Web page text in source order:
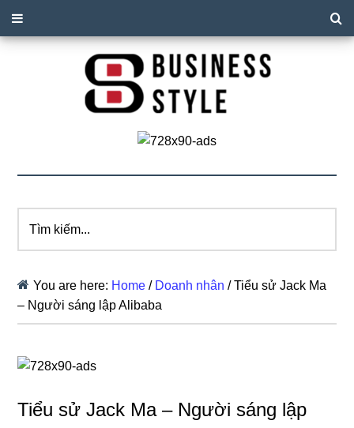
kiếm...
You are here: Home / Doanh nhân /Tiểu sử Jack Ma
– Người sáng lập Alibaba
Tiểu sử Jack Ma – Người sáng lập